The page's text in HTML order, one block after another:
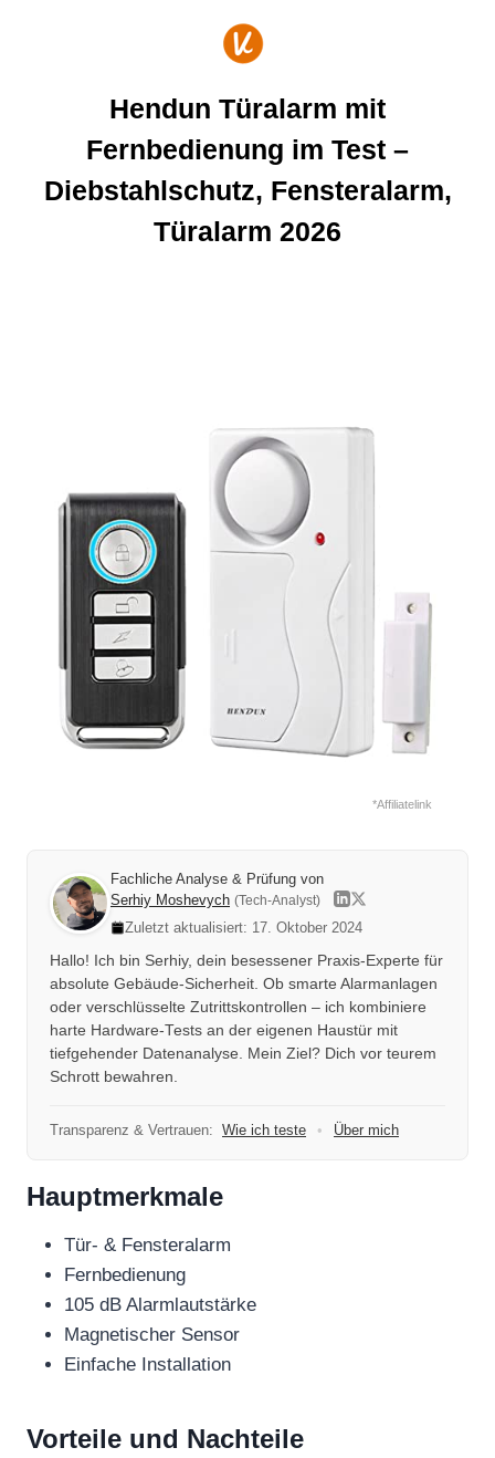
Hendun Türalarm mit
Fernbedienung im Test –
Diebstahlschutz, Fensteralarm,
Türalarm 2026
*Affiliatelink
Fachliche Analyse & Prüfung von
Serhiy Moshevych (Tech-Analyst)
Zuletzt aktualisiert: 17. Oktober 2024
Hallo! Ich bin Serhiy, dein besessener Praxis-Experte für
absolute Gebäude-Sicherheit. Ob smarte Alarmanlagen
oder verschlüsselte Zutrittskontrollen – ich kombiniere
harte Hardware-Tests an der eigenen Haustür mit
tiefgehender Datenanalyse. Mein Ziel? Dich vor teurem
Schrott bewahren.
Transparenz & Vertrauen: Wie ich teste • Über mich
Hauptmerkmale
Tür- & Fensteralarm
Fernbedienung
105 dB Alarmlautstärke
Magnetischer Sensor
Einfache Installation
Vorteile und Nachteile